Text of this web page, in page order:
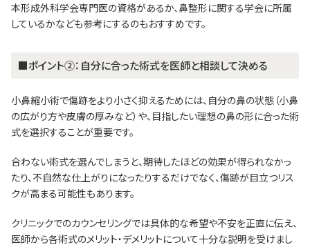
本形成外科学会専門医の資格があるか、鼻整形に関する学会に所属
しているかなども参考にするのもおすすめです。
■ポイント②：自分に合った術式を医師と相談して決める
小鼻縮小術で傷跡をより小さく抑えるためには、自分の鼻の状態（小鼻
の広がり方や皮膚の厚みなど）や、目指したい理想の鼻の形に合った術
式を選択することが重要です。
合わない術式を選んでしまうと、期待したほどの効果が得られなかっ
たり、不自然な仕上がりになったりするだけでなく、傷跡が目立つリス
クが高まる可能性もあります。
クリニックでのカウンセリングでは具体的な希望や不安を正直に伝え、
医師から各術式のメリット・デメリットについて十分な説明を受けまし